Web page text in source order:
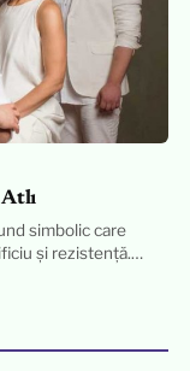
simbolic care
și rezistență.…